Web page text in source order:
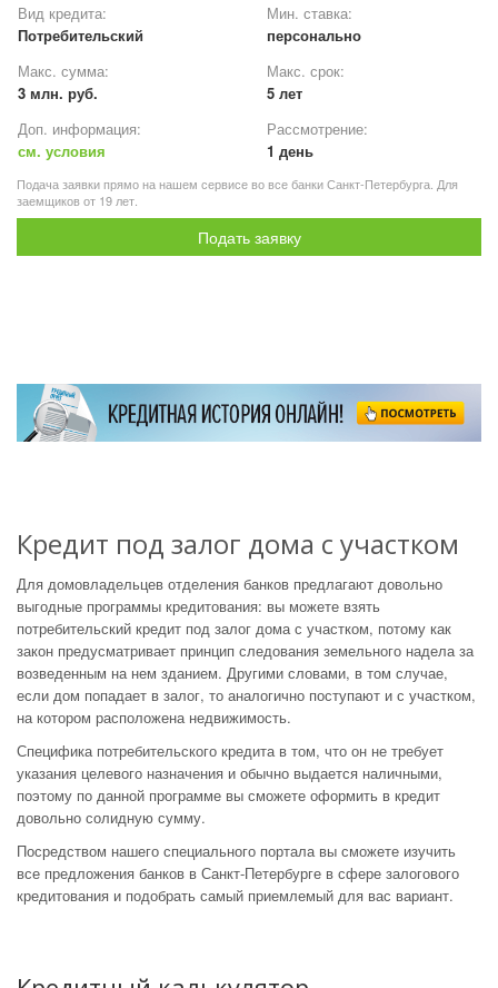
Вид кредита:
Потребительский
Мин. ставка:
персонально
Макс. сумма:
3 млн. руб.
Макс. срок:
5 лет
Доп. информация:
см. условия
Рассмотрение:
1 день
Подача заявки прямо на нашем сервисе во все банки Санкт-Петербурга. Для
заемщиков от 19 лет.
Подать заявку
Кредит под залог дома с участком
Для домовладельцев отделения банков предлагают довольно
выгодные программы кредитования: вы можете взять
потребительский кредит под залог дома с участком, потому как
закон предусматривает принцип следования земельного надела за
возведенным на нем зданием. Другими словами, в том случае,
если дом попадает в залог, то аналогично поступают и с участком,
на котором расположена недвижимость.
Специфика потребительского кредита в том, что он не требует
указания целевого назначения и обычно выдается наличными,
поэтому по данной программе вы сможете оформить в кредит
довольно солидную сумму.
Посредством нашего специального портала вы сможете изучить
все предложения банков в Санкт-Петербурге в сфере залогового
кредитования и подобрать самый приемлемый для вас вариант.